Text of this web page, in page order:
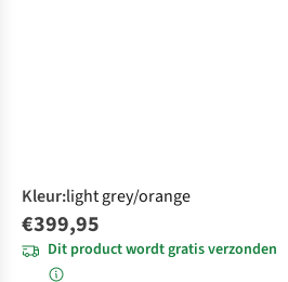
Kleur:light grey/orange
€399,95
Dit product wordt gratis verzonden